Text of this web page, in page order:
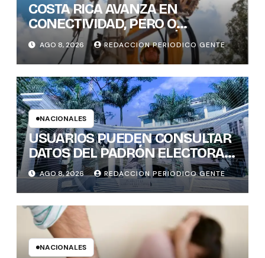
COSTA RICA AVANZA EN
CONECTIVIDAD, PERO O
BRECHAS DIGITALES, AÚN DEJAN
REZAGADOS A CANTONES
RURALES
AGO 8, 2026 REDACCION PERIODICO GENTE
NACIONALES
USUARIOS PUEDEN CONSULTAR
DATOS DEL PADRÓN ELECTORAL
DE FORMA INTERACTIVA Y CON
GENERACIÓN INSTANTÁNEA DE
GRÁFICOS
AGO 8, 2026 REDACCION PERIODICO GENTE
NACIONALES